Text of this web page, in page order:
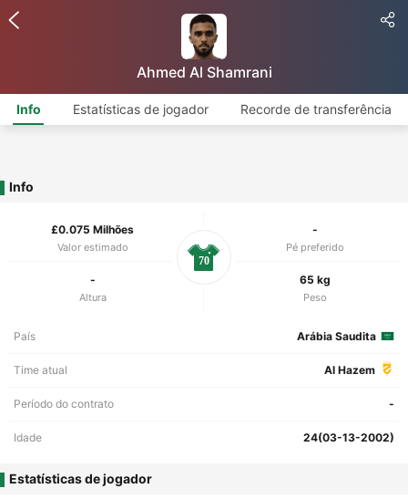
Ahmed Al Shamrani
Info Estatísticas de jogador Recorde de transferência
Info
£0.075 Milhões
Valor estimado
-
Pé preferido
-
Altura
65 kg
Peso
70
País Arábia Saudita
Time atual Al Hazem
Período do contrato -
Idade 24(03-13-2002)
Estatísticas de jogador